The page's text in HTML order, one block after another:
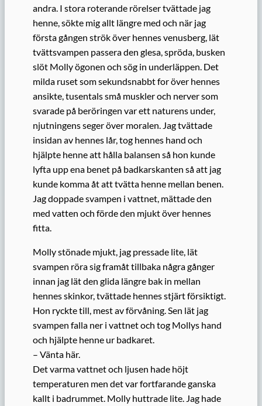
andra. I stora roterande rörelser tvättade jag
henne, sökte mig allt längre med och när jag
första gången strök över hennes venusberg, lät
tvättsvampen passera den glesa, spröda, busken
slöt Molly ögonen och sög in underläppen. Det
milda ruset som sekundsnabbt for över hennes
ansikte, tusentals små muskler och nerver som
svarade på beröringen var ett naturens under,
njutningens seger över moralen. Jag tvättade
insidan av hennes lår, tog hennes hand och
hjälpte henne att hålla balansen så hon kunde
lyfta upp ena benet på badkarskanten så att jag
kunde komma åt att tvätta henne mellan benen.
Jag doppade svampen i vattnet, mättade den
med vatten och förde den mjukt över hennes
fitta.
Molly stönade mjukt, jag pressade lite, lät
svampen röra sig framåt tillbaka några gånger
innan jag lät den glida längre bak in mellan
hennes skinkor, tvättade hennes stjärt försiktigt.
Hon ryckte till, mest av förvåning. Sen lät jag
svampen falla ner i vattnet och tog Mollys hand
och hjälpte henne ur badkaret.
– Vänta här.
Det varma vattnet och ljusen hade höjt
temperaturen men det var fortfarande ganska
kallt i badrummet. Molly huttrade lite. Jag hade